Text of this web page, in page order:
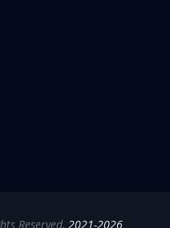
Reserved, 2021-2026